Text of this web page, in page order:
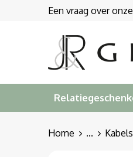
Een vraag over
Home ...